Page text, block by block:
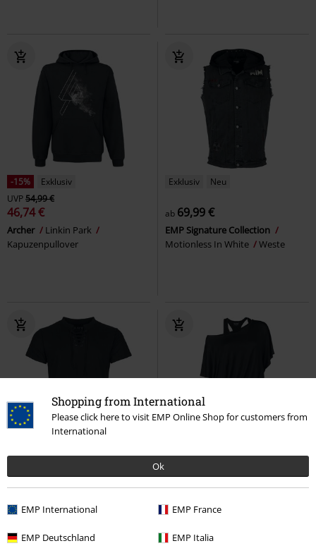
Shopping from International
Please click here to visit EMP Online Shop for customers from
International
Ok
EMP International EMP France
EMP Deutschland EMP Italia
-15%
Exklusiv
UVP54,99 €
46,74 €
Archer
Linkin Park
Kapuzenpullover
Exklusiv Neu
ab 69,99 €
EMP Signature Collection
Motionless In White
Weste
29,99 €
Black Premium by EMP
25,49 €
by EMP
Kurzes Kleid